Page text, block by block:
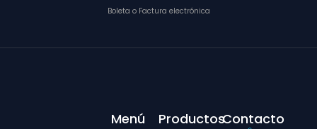
Boleta o Factura electrónica
Productos
Menú Contacto